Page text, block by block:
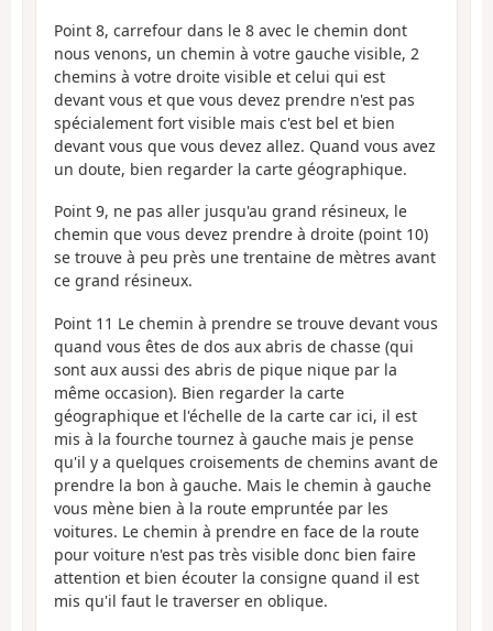
Point 8, carrefour dans le 8 avec le chemin dont
nous venons, un chemin à votre gauche visible, 2
chemins à votre droite visible et celui qui est
devant vous et que vous devez prendre n'est pas
spécialement fort visible mais c'est bel et bien
devant vous que vous devez allez. Quand vous avez
un doute, bien regarder la carte géographique.
Point 9, ne pas aller jusqu'au grand résineux, le
chemin que vous devez prendre à droite (point 10)
se trouve à peu près une trentaine de mètres avant
ce grand résineux.
Point 11 Le chemin à prendre se trouve devant vous
quand vous êtes de dos aux abris de chasse (qui
sont aux aussi des abris de pique nique par la
même occasion). Bien regarder la carte
géographique et l'échelle de la carte car ici, il est
mis à la fourche tournez à gauche mais je pense
qu'il y a quelques croisements de chemins avant de
prendre la bon à gauche. Mais le chemin à gauche
vous mène bien à la route empruntée par les
voitures. Le chemin à prendre en face de la route
pour voiture n'est pas très visible donc bien faire
attention et bien écouter la consigne quand il est
mis qu'il faut le traverser en oblique.